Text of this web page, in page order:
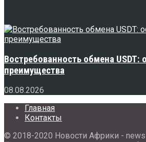
Востребованность обмена USDT:
преимущества
08.08.2026
Главная
Контакты
© 2018-2020 Новости Африки -